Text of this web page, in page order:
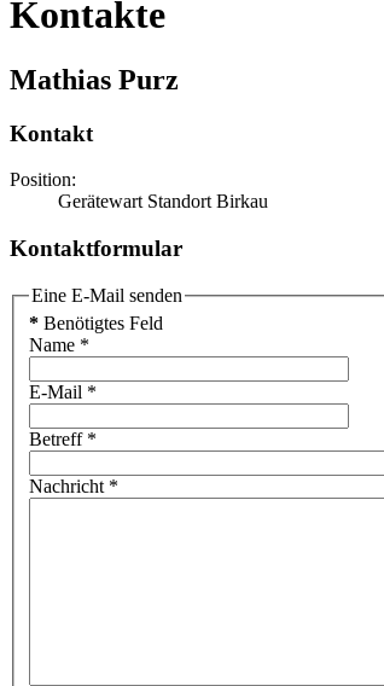
Kontakte
Mathias Purz
Kontakt
Position:
Gerätewart Standort Birkau
Kontaktformular
Eine E-Mail senden
* Benötigtes Feld
Name *
E-Mail *
Betreff*
Nachricht*